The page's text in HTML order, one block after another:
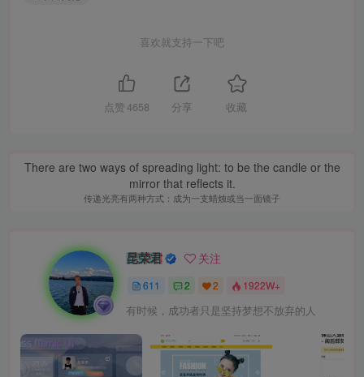
喜欢就支持一下吧
点赞 4658 分享 收藏
There are two ways of spreading light: to be the candle or the
mirror that reflects it.
传递光亮有两种方式：成为一支蜡烛或当一面镜子
昆荣君 关注
611 2 2 1922W+
有时候，成功者只是坚持梦想不放弃的人